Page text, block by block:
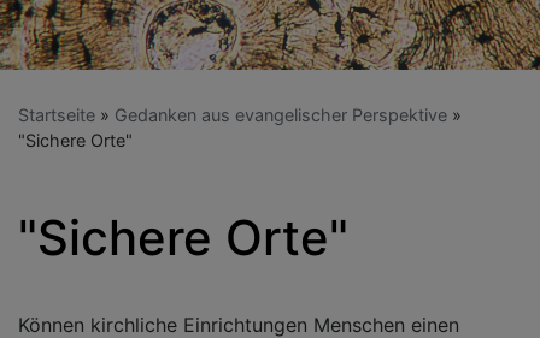
Startseite
Gedanken aus evangelischer Perspektive
"Sichere Orte"
"Sichere Orte"
Können kirchliche Einrichtungen Menschen einen